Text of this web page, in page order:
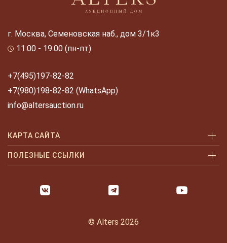
г. Москва, Семеновская наб., дом 3/1к3
11:00 - 19:00 (пн-пт)
+7(495)197-82-82
+7(980)198-82-82 (WhatsApp)
info@altersauction.ru
КАРТА САЙТА
Аукционы
Как продать
ПОЛЕЗНЫЕ ССЫЛКИ
Оплата и доставка
Часто задаваемые вопросы
© Alters 2026